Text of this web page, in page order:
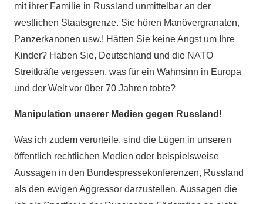
mit ihrer Familie in Russland unmittelbar an der
westlichen Staatsgrenze. Sie hören Manövergranaten,
Panzerkanonen usw.! Hätten Sie keine Angst um Ihre
Kinder? Haben Sie, Deutschland und die NATO
Streitkräfte vergessen, was für ein Wahnsinn in Europa
und der Welt vor über 70 Jahren tobte?
Manipulation unserer Medien gegen Russland!
Was ich zudem verurteile, sind die Lügen in unseren
öffentlich rechtlichen Medien oder beispielsweise
Aussagen in den Bundespressekonferenzen, Russland
als den ewigen Aggressor darzustellen. Aussagen die